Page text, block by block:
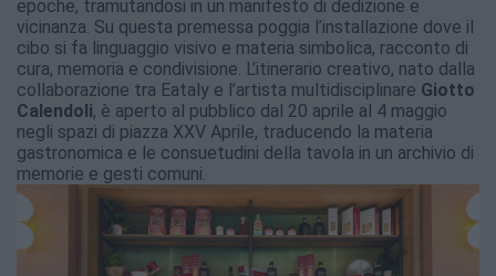
epoche, tramutandosi in un manifesto di dedizione e
vicinanza. Su questa premessa poggia l’installazione dove il
cibo si fa linguaggio visivo e materia simbolica, racconto di
cura, memoria e condivisione. L’itinerario creativo, nato dalla
collaborazione tra Eataly e l’artista multidisciplinare Giotto
Calendoli, è aperto al pubblico dal 20 aprile al 4 maggio
negli spazi di piazza XXV Aprile, traducendo la materia
gastronomica e le consuetudini della tavola in un archivio di
memorie e gesti comuni.